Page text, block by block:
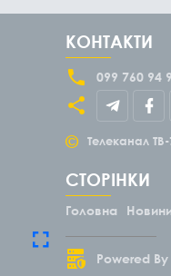
КОНТАКТИ
099 760 94
© Телеканал ТВ-
СТОРІНКИ
Головна
Powered By